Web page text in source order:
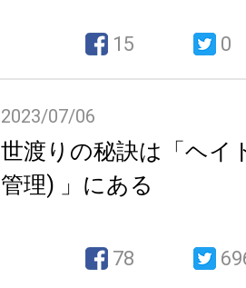
15 0
2023/07/06
世渡りの秘訣は「ヘイ
管理) 」にある
78